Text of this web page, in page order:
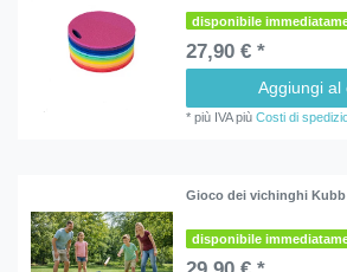
disponibile
27,90 € *
Aggiungi al
*più IVApiùCosti di
Gioco dei vichinghi Kubb
disponibile